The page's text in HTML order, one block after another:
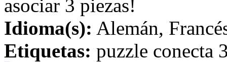
asociar 3 piezas!
Idioma(s): Alemán,
Etiquetas: puzzle conecta